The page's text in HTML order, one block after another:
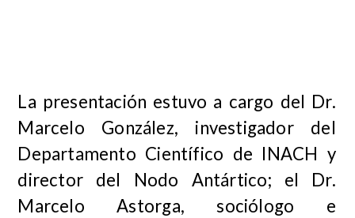
La presentación estuvo a cargo del Dr.
Marcelo González, investigador del
Departamento Científico de INACH y
director del Nodo Antártico; el Dr.
Marcelo Astorga, sociólogo e